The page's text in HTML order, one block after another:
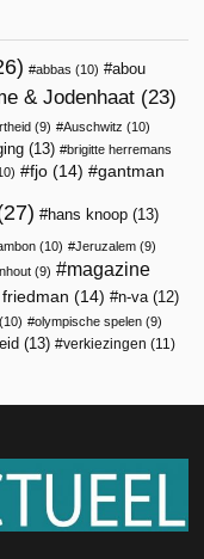
abbas (10)
abou
& Jodenhaat (23)
(9) Auschwitz (10)
(13)
brigitte herremans
fjo (14) gantman
hans knoop (13)
(10) Jeruzalem (9)
(9)
magazine
(14) n-va(12)
(10) olympische spelen (9)
(13) verkiezingen (11)